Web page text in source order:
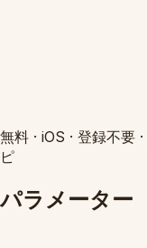
無料 · iOS · 登録不要 ·
ピ
パラメーター